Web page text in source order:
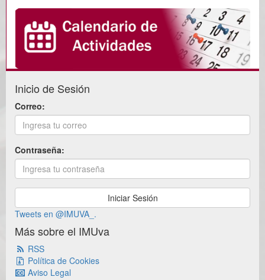
dimensional separable semisimple algebras
and Gröbner bases J. Symbolic Comput. 37
575--587 (2004)Martínez-Moro, Edgar
Gröbner bases for permutations and
oriented trees Ann. Univ. Sci. Budapest.
Sect. Comput. 23 137--148 (2004)
Rónyai, L.
Australas. J. Combin. 30 277--290 (2004)
Martínez-Moro, E. and Mozo-Fernández,
J. and Munuera, C.
propagation rule and its commutativity with
duality IEEE Trans. Inform. Theory 50 701-
On the Gröbner bases of some
symmetric systems and their application to
coding theory J. Symbolic Comput. 35 177-
-194 (2003)
Properties of commutative association
schemes derived by {FGLM} techniques
Inicio de Sesión
Correo:
Contraseña:
Tweets en @IMUVA_.
Más sobre el IMUva
RSS
Política de Cookies
Aviso Legal